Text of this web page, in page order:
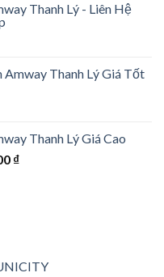
Thanh Lý - Liên Hệ
Amway Thanh Lý Giá Tốt
Thanh Lý Giá Cao
₫Current